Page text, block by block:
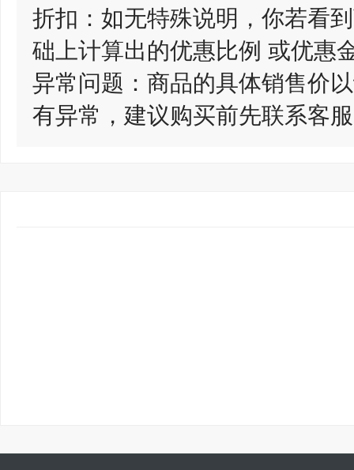
折扣：如无特殊说明，你若看
础上计算出的优惠比例 或优惠
异常问题：商品的具体销售价
有异常，建议购买前先联系客